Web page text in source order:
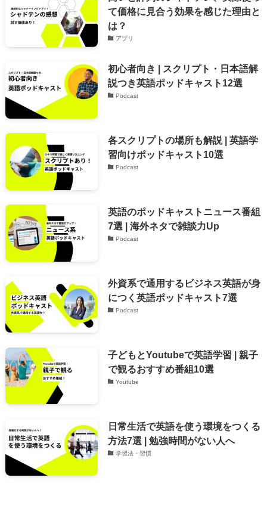
て価格に見合う効果を感じた理由と
は？
アプリ
初心者向き | スクリプト・日本語解
説つき英語ポッドキャスト12選
Podcast
各スクリプトの場所も解説 | 英語学
習向けポッドキャスト10選
Podcast
英語のポッドキャストニュース番組
7選 | 海外ネタで雑談力Up
Podcast
外資系で通用するビジネス英語が身
につく英語ポッドキャスト7選
Podcast
子どもとYoutubeで英語学習 | 親子
で観るおすすめ番組10選
Youtube
日常生活で英語を使う環境をつくる
方法7選 | 勉強時間がない人へ
学習法・習慣